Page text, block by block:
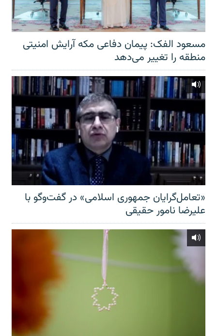
مسعود الفک: پیمان دفاعی مکه آرایش امنیتی
منطقه را تغییر می‌دهد
«تعامل‌گرایان جمهوری اسلامی» در گفت‌وگو با
علیرضا نامور حقیقی